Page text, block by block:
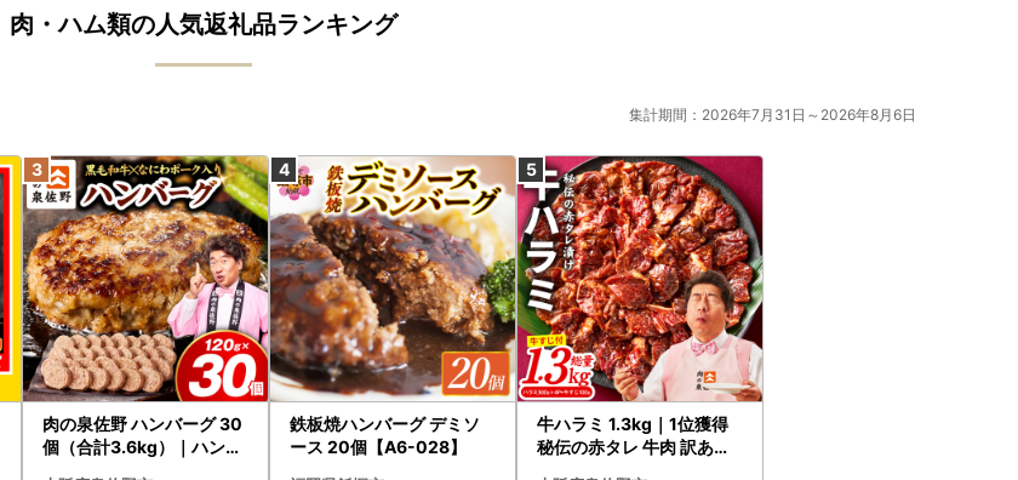
肉・ハム類の人気返礼品ランキング
集計期間：2026年7月31日～2026年8月6日
肉の泉佐野 ハンバーグ 30
個（合計3.6kg）｜ハンバ
鉄板焼ハンバーグ デミソ
ース 20個【A6-028】
牛ハラミ 1.3kg｜1位獲得
秘伝の赤タレ 牛肉 訳あり